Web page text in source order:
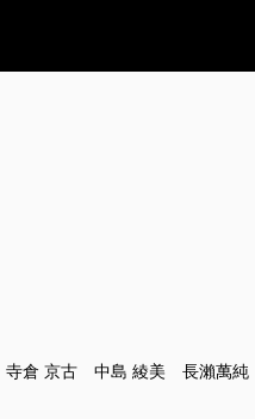
倉 京古 中島 綾美 長瀨萬